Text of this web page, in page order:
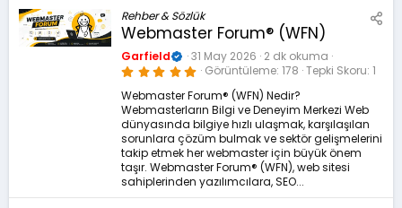
Rehber & Sözlük
Webmaster Forum® (WFN)
Garfield 31 May 2026 2 dk okuma
5
0
0
y
ı
l
d
ı
z
Görüntüleme 178 Tepki Skoru 1
Webmaster Forum® (WFN) Nedir?
Webmasterların Bilgi ve Deneyim Merkezi Web
dünyasında bilgiye hızlı ulaşmak, karşılaşılan
sorunlara çözüm bulmak ve sektör gelişmelerini
takip etmek her webmaster için büyük önem
taşır. Webmaster Forum® (WFN), web sitesi
sahiplerinden yazılımcılara, SEO...